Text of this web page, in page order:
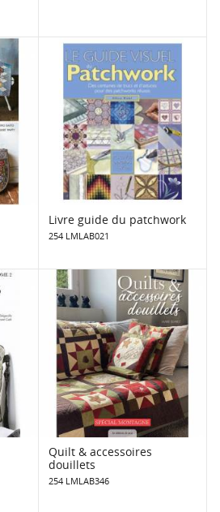
Livre guide du patchwork
254 LMLAB021
Quilt & accessoires
douillets
254 LMLAB346